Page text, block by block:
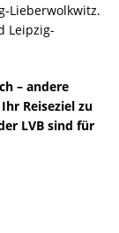
Lieberwolkwitz.
Leipzig-
– andere
Reiseziel zu
LVB sind für